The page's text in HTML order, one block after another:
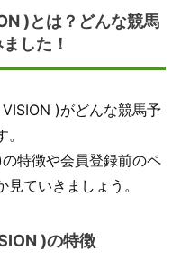
)とは？どんな競馬
した！
)がどんな競馬予
特徴や会員登録前のペ
ていきましょう。
)の特徴